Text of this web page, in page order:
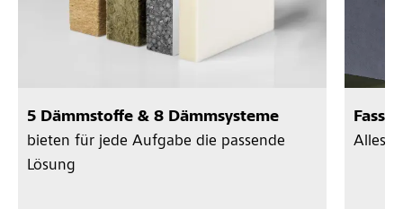
5 Dämmstoffe & 8 Dämmsysteme
bieten für jede Aufgabe die passende
Lösung
Alles